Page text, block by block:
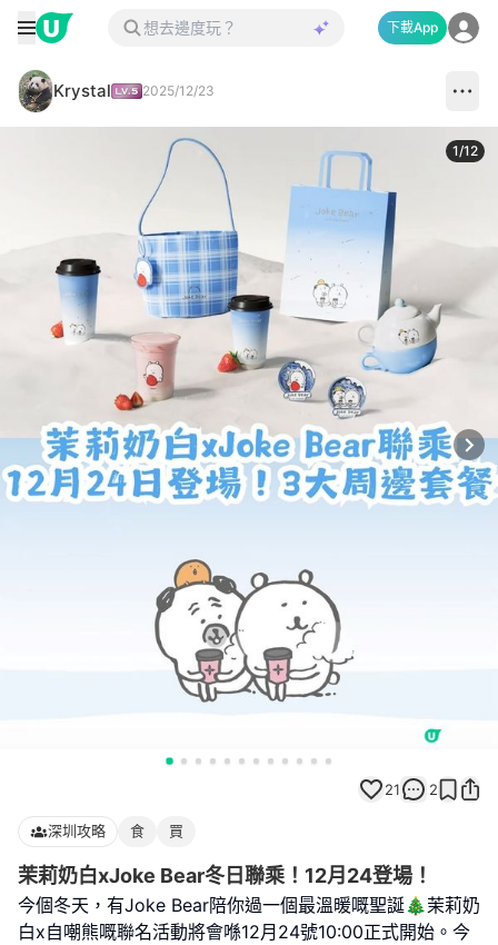
下載App
Krystal 2025/12/23
1/12
21 2
深圳攻略 食 買
茉莉奶白xJoke Bear冬日聯乘！12月24登場！
今個冬天，有Joke Bear陪你過一個最溫暖嘅聖誕🎄茉莉奶
白x自嘲熊嘅聯名活動將會喺12月24號10:00正式開始。今